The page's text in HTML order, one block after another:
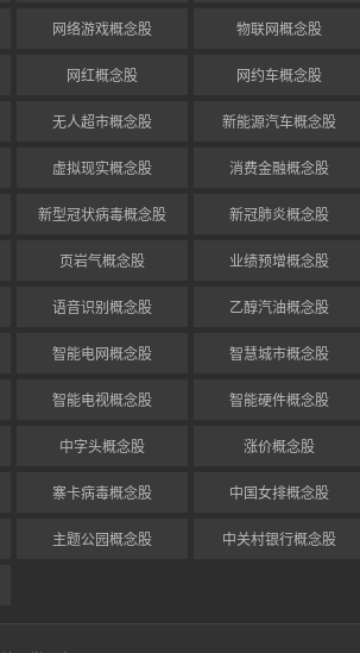
网络游戏概念股 物联网概念股
网红概念股 网约车概念股
无人超市概念股 新能源汽车概念股
虚拟现实概念股 消费金融概念股
新型冠状病毒概念股 新冠肺炎概念股
页岩气概念股 业绩预增概念股
语音识别概念股 乙醇汽油概念股
智能电网概念股 智慧城市概念股
智能电视概念股 智能硬件概念股
中字头概念股 涨价概念股
寨卡病毒概念股 中国女排概念股
主题公园概念股 中关村银行概念股